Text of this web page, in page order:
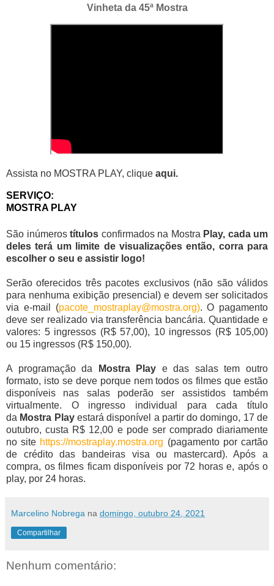
Vinheta da 45ª Mostra
Assista no MOSTRA PLAY, clique aqui.
S ERVIÇO:
MOSTRA PLAY
São inúmerostítulos confirmados na Mostra Play, cada um
deles terá um limite de visualizações então, corra para
escolher o seu e assistir logo!
Serão oferecidos três pacotes exclusivos (não são válidos
para nenhuma exibição presencial) e devem ser solicitados
via e-mail (pacote_mostraplay@mostra.org). O pagamento
deve ser realizado via transferência bancária. Quantidade e
valores: 5 ingressos (R$ 57,00), 10 ingressos (R$ 105,00)
ou 15 ingressos (R$ 150,00).
A programação da MostraPlay e das salas tem outro
formato, isto se deve porque nem todos os filmes que estão
disponíveis nas salas poderão ser assistidos também
virtualmente. O ingresso individual para cada título
da Mostra Playestará disponível a partir do domingo, 17 de
outubro, custa R$ 12,00 e pode ser comprado diariamente
no site https://mostraplay.mostra.org (pagamento por cartão
de crédito das bandeiras visa ou mastercard). Após a
compra, os filmes ficam disponíveis por 72 horas e, após o
play, por 24 horas.
Marcelino Nobrega na domingo, outubro 24, 2021
Compartilhar
Nenhum comentário: